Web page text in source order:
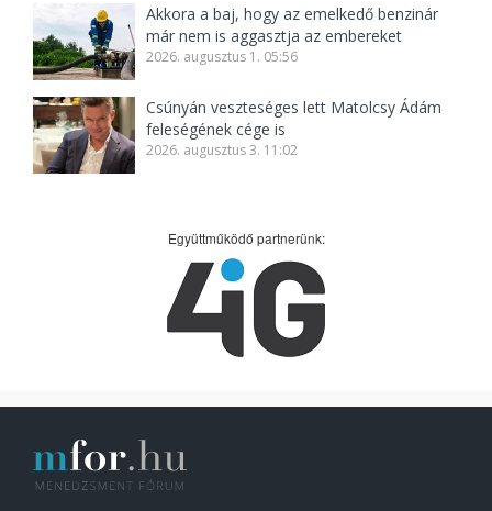
Akkora a baj, hogy az emelkedő benzinár
már nem is aggasztja az embereket
2026. augusztus 1. 05:56
Csúnyán veszteséges lett Matolcsy Ádám
feleségének cége is
2026. augusztus 3. 11:02
Együttműködő partnerünk: